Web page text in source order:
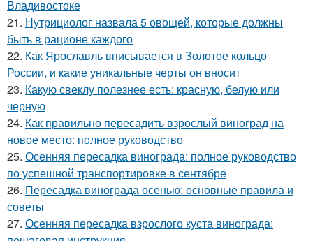
Владивостоке
21. Нутрициолог назвала 5 овощей, которые должны
быть в рационе каждого
22. Как Ярославль вписывается в Золотое кольцо
России, и какие уникальные черты он вносит
23. Какую свеклу полезнее есть: красную, белую или
черную
24. Как правильно пересадить взрослый виноград на
новое место: полное руководство
25. Осенняя пересадка винограда: полное руководство
по успешной транспортировке в сентябре
26. Пересадка винограда осенью: основные правила и
советы
27. Осенняя пересадка взрослого куста винограда: